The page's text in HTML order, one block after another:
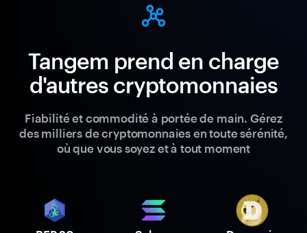
Tangem prend en charge
d'autres cryptomonnaies
Fiabilité et commodité à portée de main. Gérez
des milliers de cryptomonnaies en toute sérénité,
où que vous soyez et à tout moment